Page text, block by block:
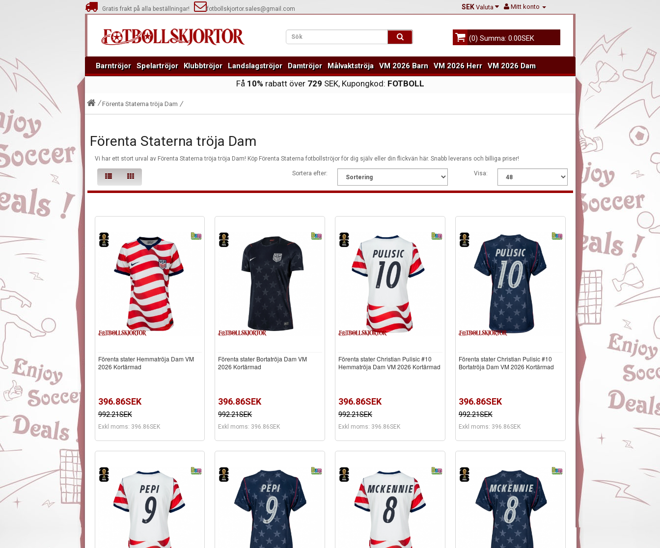
Gratis frakt på alla beställningar! fotbollskjortor.sales@gmail.com Mitt konto
SEK Valuta
(0) Summa: 0.00SEK
Barntröjor Spelartröjor Klubbtröjor Landslagströjor Damtröjor Målvaktströja VM 2026 Barn VM 2026 Herr VM 2026 Dam
Få 10% rabatt över 729 SEK, Kupongkod: FOTBOLL
Förenta Staterna tröja Dam
Förenta Staterna tröja Dam
Vi har ett stort urval av Förenta Staterna tröja tröja Dam! Köp Förenta Staterna fotbollströjor för dig själv eller din flickvän här. Snabb leverans och billiga priser!
Sortera efter: Visa:
Förenta stater Hemmatröja Dam VM
2026 Kortärmad
396.86SEK
992.21SEK
Exkl moms: 396.86SEK
Förenta stater Bortatröja Dam VM
2026 Kortärmad
396.86SEK
992.21SEK
Exkl moms: 396.86SEK
Förenta stater Christian Pulisic #10
Hemmatröja Dam VM 2026 Kortärmad
396.86SEK
992.21SEK
Exkl moms: 396.86SEK
Förenta stater Christian Pulisic #10
Bortatröja Dam VM 2026 Kortärmad
396.86SEK
992.21SEK
Exkl moms: 396.86SEK